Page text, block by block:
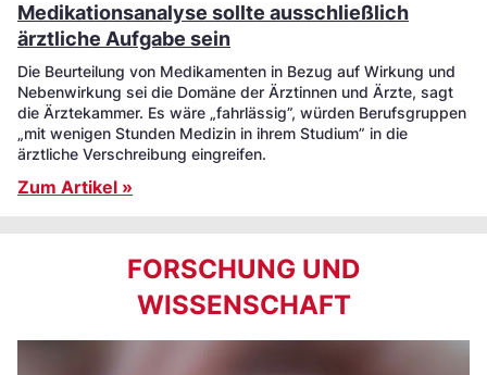
Medikationsanalyse sollte ausschließlich
ärztliche Aufgabe sein
Die Beurteilung von Medikamenten in Bezug auf Wirkung und
Nebenwirkung sei die Domäne der Ärztinnen und Ärzte, sagt
die Ärztekammer. Es wäre „fahrlässig”, würden Berufsgruppen
„mit wenigen Stunden Medizin in ihrem Studium” in die
ärztliche Verschreibung eingreifen.
Zum Artikel »
FORSCHUNG UND
WISSENSCHAFT